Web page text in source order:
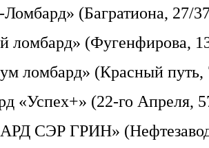
(Багратиона, 27/
(Фугенфирова,
ломбард» (Красный путь,
«Успех+» (22-го Апреля,
СЭР ГРИН»